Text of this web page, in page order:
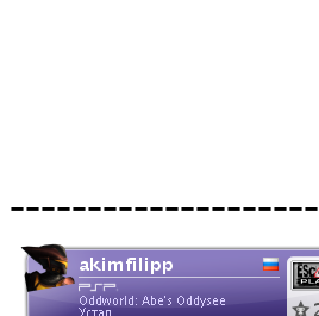
--------------------